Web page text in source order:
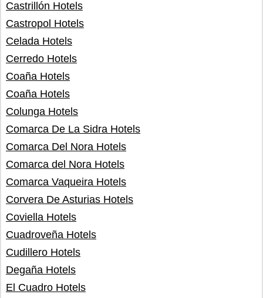
Castrillón Hotels
Castropol Hotels
Celada Hotels
Cerredo Hotels
Coaña Hotels
Coaña Hotels
Colunga Hotels
Comarca De La Sidra Hotels
Comarca Del Nora Hotels
Comarca del Nora Hotels
Comarca Vaqueira Hotels
Corvera De Asturias Hotels
Coviella Hotels
Cuadroveña Hotels
Cudillero Hotels
Degaña Hotels
El Cuadro Hotels